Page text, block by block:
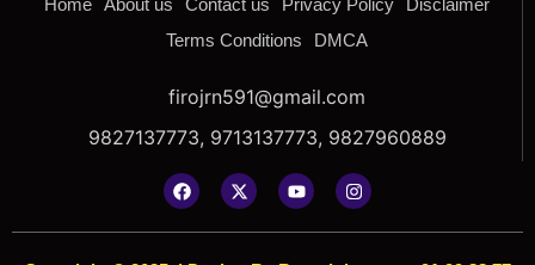
firojrn591@gmail.com
9827137773, 9713137773, 9827960889
Copyright © 2025 |Design By Bootalpha.com +91 99 88 77
5158